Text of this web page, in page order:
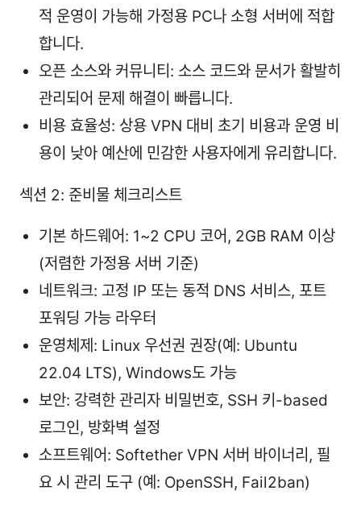
적 운영이 가능해 가정용 PC나 소형 서버에 적합
합니다.
오픈 소스와 커뮤니티: 소스 코드와 문서가 활발히
관리되어 문제 해결이 빠릅니다.
비용 효율성: 상용 VPN 대비 초기 비용과 운영 비
용이 낮아 예산에 민감한 사용자에게 유리합니다.
섹션 2: 준비물 체크리스트
기본 하드웨어: 1~2 CPU 코어, 2GB RAM 이상
(저렴한 가정용 서버 기준)
네트워크: 고정 IP 또는 동적 DNS 서비스, 포트
포워딩 가능 라우터
운영체제: Linux 우선권 권장(예: Ubuntu
22.04 LTS), Windows도 가능
보안: 강력한 관리자 비밀번호, SSH 키-based
로그인, 방화벽 설정
소프트웨어: Softether VPN 서버 바이너리, 필
요 시 관리 도구 (예: OpenSSH, Fail2ban)